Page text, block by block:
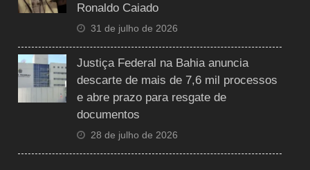
Ronaldo Caiado
31 de julho de 2026
Justiça Federal na Bahia anuncia
descarte de mais de 7,6 mil processos
e abre prazo para resgate de
documentos
28 de julho de 2026